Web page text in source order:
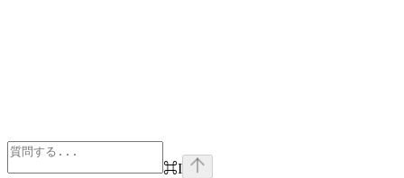
⌘I